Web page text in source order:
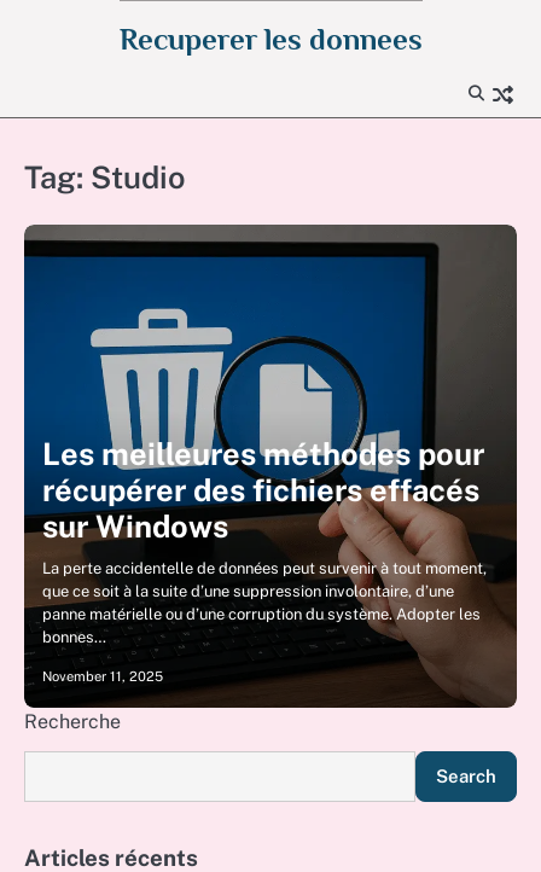
Recuperer les donnees
Tag: Studio
Les meilleures méthodes pour
récupérer des fichiers effacés
sur Windows
La perte accidentelle de données peut survenir à tout moment,
que ce soit à la suite d’une suppression involontaire, d’une
panne matérielle ou d’une corruption du système. Adopter les
bonnes…
November 11, 2025
Recherche
Search
Articles récents